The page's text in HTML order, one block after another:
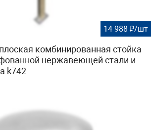
14 988 ₽/шт
комбинированная стойка
нержавеющей стали и
k742